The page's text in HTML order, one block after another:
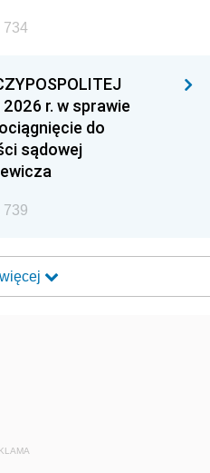
734
r. w sprawie
do
sądowej
739